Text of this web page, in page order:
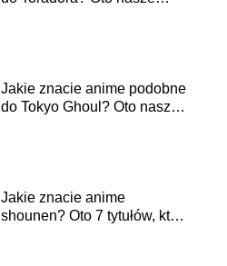
Jakie znacie anime podobne
do Tokyo Ghoul? Oto nasze
Jakie znacie anime
shounen? Oto 7 tytułów, które